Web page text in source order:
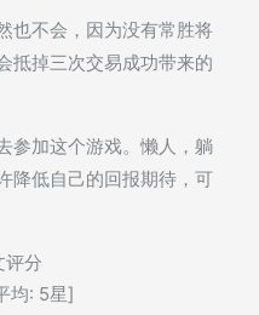
也不会，因为没有常胜将
抵掉三次交易成功带来的
参加这个游戏。懒人，躺
降低自己的回报期待，可
评分
均: 5星]